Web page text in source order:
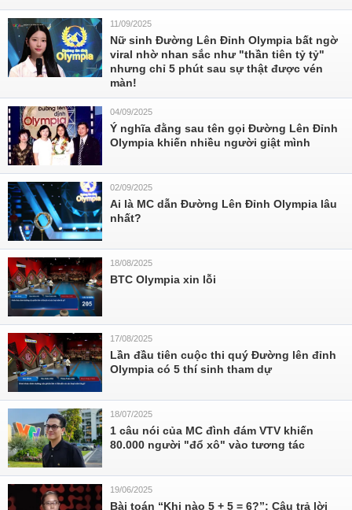
11/09/2025
Nữ sinh Đường Lên Đỉnh Olympia bất ngờ
viral nhờ nhan sắc như "thần tiên tỷ tỷ"
nhưng chỉ 5 phút sau sự thật được vén
màn!
04/09/2025
Ý nghĩa đằng sau tên gọi Đường Lên Đỉnh
Olympia khiến nhiều người giật mình
02/09/2025
Ai là MC dẫn Đường Lên Đỉnh Olympia lâu
nhất?
18/08/2025
BTC Olympia xin lỗi
17/08/2025
Lần đầu tiên cuộc thi quý Đường lên đỉnh
Olympia có 5 thí sinh tham dự
18/07/2025
1 câu nói của MC đình đám VTV khiến
80.000 người "đổ xô" vào tương tác
19/06/2025
Bài toán “Khi nào 5 + 5 = 6?”: Câu trả lời